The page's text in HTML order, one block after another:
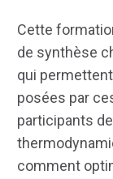
Cette
de synthèse
qui
posées par
participants
comment